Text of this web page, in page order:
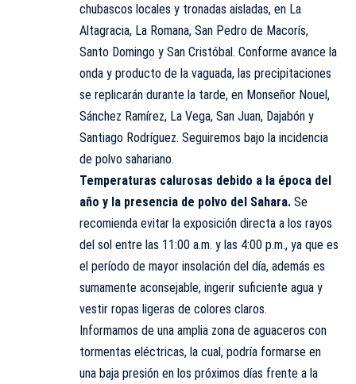
chubascos locales y tronadas aisladas, en La
Altagracia, La Romana, San Pedro de Macorís,
Santo Domingo y San Cristóbal. Conforme avance la
onda y producto de la vaguada, las precipitaciones
se replicarán durante la tarde, en Monseñor Nouel,
Sánchez Ramírez, La Vega, San Juan, Dajabón y
Santiago Rodríguez. Seguiremos bajo la incidencia
de polvo sahariano.
Temperaturas calurosas debido a la época del
año y la presencia de polvo del Sahara. Se
recomienda evitar la exposición directa a los rayos
del sol entre las 11:00 a.m. y las 4:00 p.m., ya que es
el período de mayor insolación del día, además es
sumamente aconsejable, ingerir suficiente agua y
vestir ropas ligeras de colores claros.
Informamos de una amplia zona de aguaceros con
tormentas eléctricas, la cual, podría formarse en
una baja presión en los próximos días frente a la